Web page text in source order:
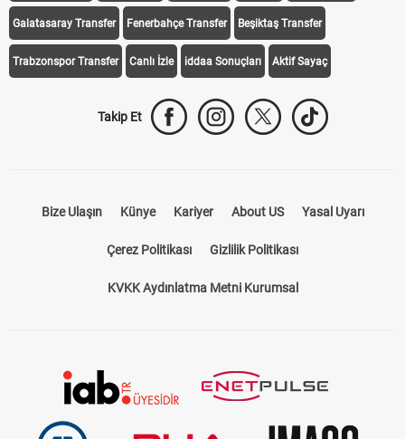
Galatasaray Transfer Fenerbahçe Transfer Beşiktaş Transfer
Trabzonspor Transfer Canlı İzle iddaa Sonuçları Aktif Sayaç
Takip Et
Bize Ulaşın Künye Kariyer About US Yasal Uyarı
Çerez Politikası Gizlilik Politikası
KVKK Aydınlatma Metni Kurumsal